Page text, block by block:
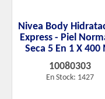
Nivea Body
Express - Piel
Seca 5 En 1 X 400
10080303
En Stock: 1427